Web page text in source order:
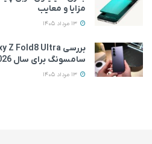
مزایا و معایب
سامسونگ برای سال 2026